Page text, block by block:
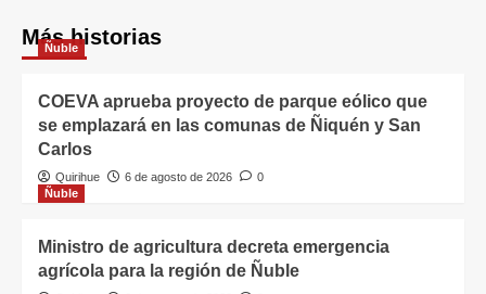
Más historias
Ñuble
COEVA aprueba proyecto de parque eólico que
se emplazará en las comunas de Ñiquén y San
Carlos
Quirihue 6 de agosto de 2026
0
Ñuble
Ministro de agricultura decreta emergencia
agrícola para la región de Ñuble